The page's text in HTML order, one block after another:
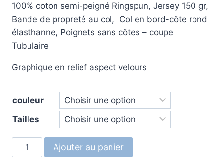
prix :
21.50€
22.50€
100% coton semi-peigné Ringspun, Jersey 150 gr,
Bande de propreté au col, Col en bord-côte rond
élasthanne, Poignets sans côtes – coupe
Tubulaire
Graphique en relief aspect velours
couleur
Tailles
quantité
de
Ajouter au panier